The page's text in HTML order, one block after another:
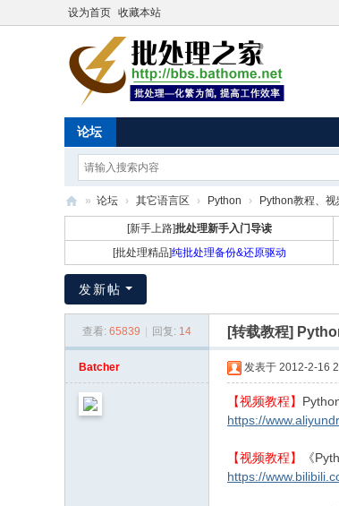
设为首页 收藏本站
论坛
理
之
» 论坛 › 其它语言区 › Python › Python教程、
[新手上路]批处理新手入门导读
[批处理精品]纯批处理备份&还原驱动
发新帖
查看: 65839 回复: 14 [转载教程]
Batcher 发表于 2012-2-16
【视频教程】
https://
【视频教程】
《
https://